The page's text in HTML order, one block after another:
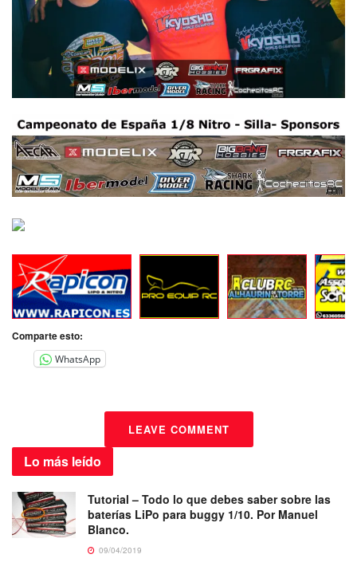
Comparte esto:
WhatsApp
LEAVE COMMENT
Lo más leído
Tutorial – Todo lo que debes saber sobre las
baterías LiPo para buggy 1/10. Por Manuel
Blanco.
09/04/2019